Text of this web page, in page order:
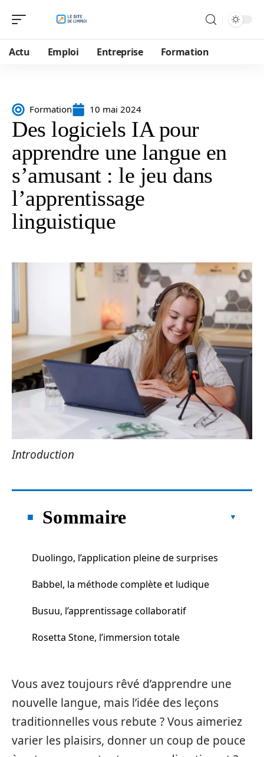
Actu Emploi Entreprise Formation
Formation 10 mai 2024
Des logiciels IA pour
apprendre une langue en
s’amusant : le jeu dans
l’apprentissage
linguistique
Introduction
Sommaire
Duolingo, l’application pleine de surprises
Babbel, la méthode complète et ludique
Busuu, l’apprentissage collaboratif
Rosetta Stone, l’immersion totale
Vous avez toujours rêvé d’apprendre une
nouvelle langue, mais l’idée des leçons
traditionnelles vous rebute ? Vous aimeriez
varier les plaisirs, donner un coup de pouce